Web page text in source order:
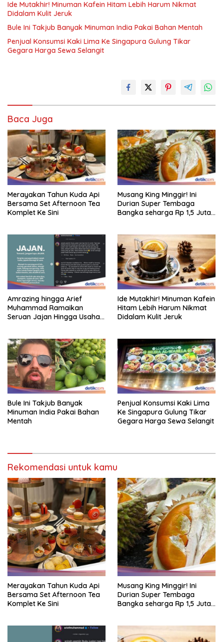
Ide Mutakhir! Minuman Kafein Hitam Lebih Harum Nikmat
Didalam Kulit Jeruk
Bule Ini Takjub Banyak Minuman India Pakai Bahan Mentah
Penjual Konsumsi Kaki Lima Ke Singapura Gulung Tikar
Gegara Harga Sewa Selangit
Baca Juga
Merayakan Tahun Kuda Api
Bersama Set Afternoon Tea
Komplet Ke Sini
Musang King Minggir! Ini
Durian Super Tembaga
Bangka seharga Rp 1,5 Juta
Amrazing hingga Arief
Muhammad Ramaikan
Seruan Jajan Hingga Usaha
Ide Mutakhir! Minuman Kafein
Hitam Lebih Harum Nikmat
Didalam Kulit Jeruk
Bule Ini Takjub Banyak
Minuman India Pakai Bahan
Mentah
Penjual Konsumsi Kaki Lima
Ke Singapura Gulung Tikar
Gegara Harga Sewa Selangit
Rekomendasi untuk kamu
Merayakan Tahun Kuda Api
Bersama Set Afternoon Tea
Komplet Ke Sini
Musang King Minggir! Ini
Durian Super Tembaga
Bangka seharga Rp 1,5 Juta